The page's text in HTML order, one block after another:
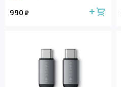
990 ₽